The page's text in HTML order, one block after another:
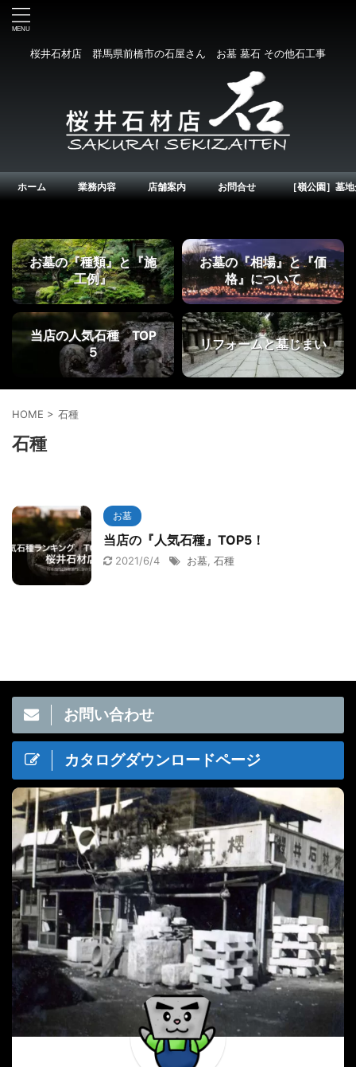
桜井石材店 群馬県前橋市の石屋さん お墓 墓石 その他石工事
ホーム 業務内容 店舗案内 お問合せ ［嶺公園］墓
お墓の『種類』と『施
工例』
お墓の『相場』と『価
格』について
当店の人気石種 TOP
５
リフォームと墓じまい
HOME > 石種
石種
お墓
当店の『人気石種』TOP5！
2021/6/4 お墓 石種
お問い合わせ
カタログダウンロードページ